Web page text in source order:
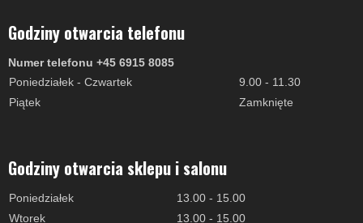
Godziny otwarcia telefonu
Numer telefonu +45 6915 8085
Poniedziałek - Czwartek
9.00 - 11.30
Piątek
Zamknięte
Godziny otwarcia sklepu i salonu
Poniedziałek
13.00 - 15.00
Wtorek
13.00 - 15.00